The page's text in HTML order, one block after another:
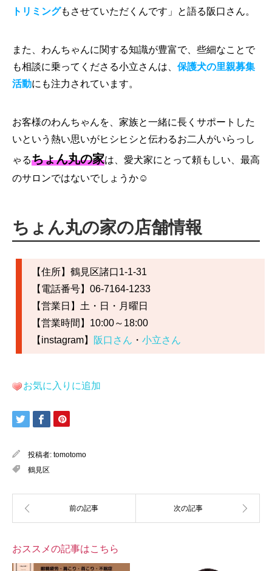
トリミングもさせていただくんです」と語る阪口さん。
また、わんちゃんに関する知識が豊富で、些細なことで
も相談に乗ってくださる小立さんは、 保護犬の里親募集
活動にも注力されています。
お客様のわんちゃんを、家族と一緒に長くサポートした
いという熱い思いがヒシヒシと伝わるお二人がいらっし
ゃるちょん丸の家は、愛犬家にとって頼もしい、最高
のサロンではないでしょうか☺
ちょん丸の家の店舗情報
【住所】鶴見区諸口1‐1‐31
【電話番号】06‐7164‐1233
【営業日】土・日・月曜日
【営業時間】10:00～18:00
【instagram】 阪口さん ・小立さん
お気に入りに追加
投稿者: tomotomo
鶴見区
おススメの記事はこちら